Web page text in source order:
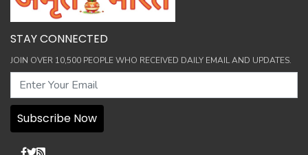
STAY CONNECTED
JOIN OVER 10,500 PEOPLE WHO RECEIVED DAILY EMAIL AND UPDATES.
Subscribe Now